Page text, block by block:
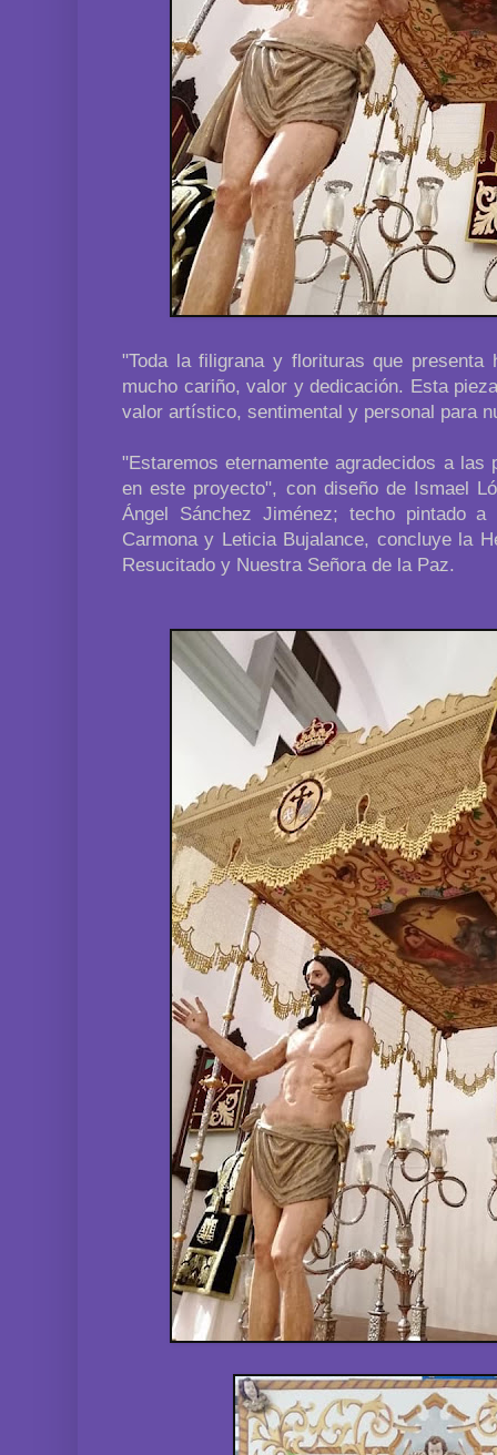
"Toda la filigrana y florituras que presenta
mucho cariño, valor y dedicación. Esta
valor artístico, sentimental y personal para
"Estaremos eternamente agradecidos a las
en este proyecto", con diseño de Ismael
Ángel Sánchez Jiménez; techo pintado
Carmona y Leticia Bujalance, concluye la
Resucitado y Nuestra Señora de la Paz.